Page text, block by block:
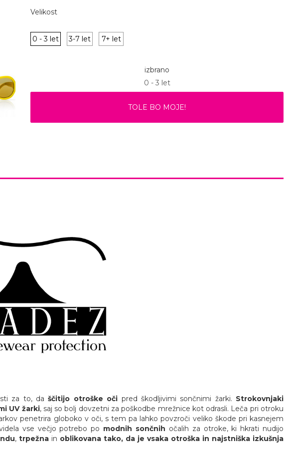
Velikost
0 - 3 let 3-7 let 7+ let
izbrano
0 - 3 let
TOLE BO MOJE!
za to, daščitijo otroške oči pred škodljivimi sončnimi žarki. Strokovnjaki
UV žarki, saj so bolj dovzetni za poškodbe mrežnice kot odrasli. Leča pri otroku
penetrira globoko v oči, s tem pa lahko povzroči veliko škode pri kasnejem
vse večjo potrebo po modnih sončnih očalih za otroke, ki hkrati nudijo
,trpežna in oblikovana tako, da je vsaka otroška in najstniška izkušnja